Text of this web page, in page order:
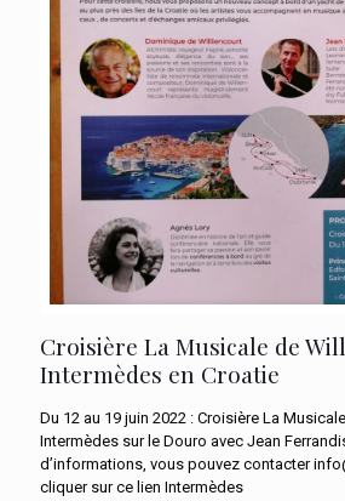
Croisière La Musicale de
Intermèdes en Croatie
Du 12 au 19 juin 2022 : Croisière La
Intermèdes sur le Douro avec Jean
d’informations, vous pouvez contacter
cliquer sur ce lien Intermèdes